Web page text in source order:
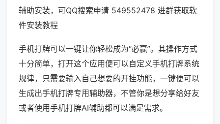
辅助安装，可QQ搜索申请 549552478 进群获取软
件安装教程
手机打牌可以一键让你轻松成为“必赢”。其操作方式
十分简单，打开这个应用便可以自定义手机打牌系统
规律，只需要输入自己想要的开挂功能，一键便可以
生成出手机打牌专用辅助器，不管你是想分享给好友
或者使用手机打牌AI辅助都可以满足需求。